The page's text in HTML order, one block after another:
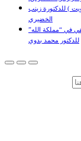
) للدكتورة زينب
الخضيري
في “مملكة الله”
للدكتور محمد بدوي